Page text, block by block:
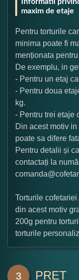
maxim de etaje
Pentru torturile
minima poate fi
menționata
De exemplu, in
- Pentru un etaj
- Pentru doua
kg.
- Pentru trei etaje
Din acest motiv
poate sa difere
Pentru detalii și
contactați la
Torturile
din acest motiv
200g pentru
torturile
3 PRET